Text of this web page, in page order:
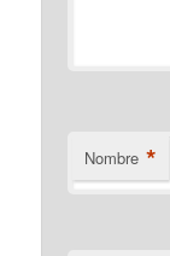
Nombre *